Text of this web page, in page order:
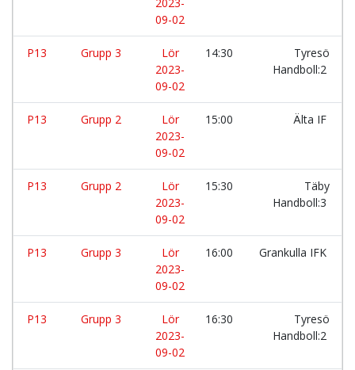
09-02
P13 Grupp 3
Lör
2023-
09-02
14:30
Tyresö
Handboll:2
P13 Grupp 2
Lör
2023-
09-02
15:00 Älta IF
P13 Grupp 2
Lör
2023-
09-02
15:30
Täby
Handboll:3
P13 Grupp 3
Lör
2023-
09-02
16:00 Grankulla IFK
P13 Grupp 3
Lör
2023-
09-02
16:30
Tyresö
Handboll:2